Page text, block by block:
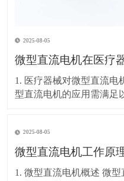
2025-08-05
微型直流电机在医疗
1. 医疗器械对微型直流电
型直流电机的应用需满足
置调节（如输液泵、手术
或植入式医疗设备（如胰
2025-08-05
微型直流电机工作原
1. 微型直流电机概述 微型